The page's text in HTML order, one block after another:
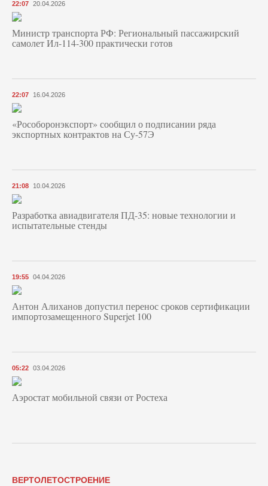
22:07 20.04.2026
Министр транспорта РФ: Региональный пассажирский
самолет Ил-114-300 практически готов
22:07 16.04.2026
«Рособоронэкспорт» сообщил о подписании ряда
экспортных контрактов на Су-57Э
21:08 10.04.2026
Разработка авиадвигателя ПД-35: новые технологии и
испытательные стенды
19:55 04.04.2026
Антон Алиханов допустил перенос сроков сертификации
импортозамещенного Superjet 100
05:22 03.04.2026
Аэростат мобильной связи от Ростеха
ВЕРТОЛЕТОСТРОЕНИЕ